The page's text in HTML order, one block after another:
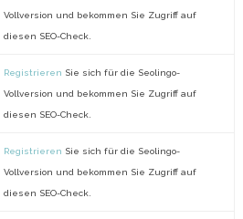
Vollversion und bekommen Sie Zugriff auf
diesen SEO-Check.
Registrieren Sie sich für die Seolingo-
Vollversion und bekommen Sie Zugriff auf
diesen SEO-Check.
Registrieren Sie sich für die Seolingo-
Vollversion und bekommen Sie Zugriff auf
diesen SEO-Check.